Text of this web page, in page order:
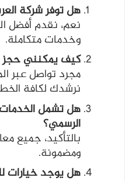
هل توفر شركة
نعم، نقدم أفضل
وخدمات متكاملة.
كيف يمكنني حجز
مجرد تواصل عبر
نرشدك لكافة
هل تشمل
الرسمي؟
بالتأكيد، جميع
ومضمونة.
هل يوجد خيارات